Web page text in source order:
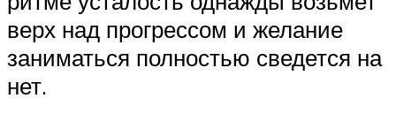
верх над прогрессом и желание
заниматься полностью сведется на
нет.